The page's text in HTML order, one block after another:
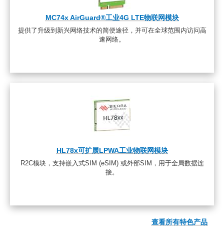
MC74x AirGuard®工业4G LTE物联网模块
提供了升级到新兴网络技术的简便途径，并可在全球范围内访问高
速网络。
HL78x可扩展LPWA工业物联网模块
R2C模块，支持嵌入式SIM (eSIM) 或外部SIM，用于全局数据连
接。
查看所有特色产品